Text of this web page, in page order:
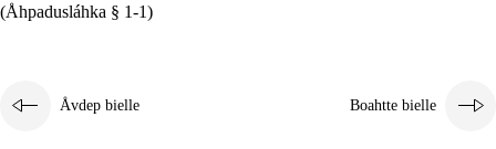
(Åhpadusláhka § 1-1)
Åvdep bielle Boahtte bielle